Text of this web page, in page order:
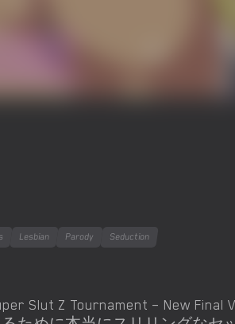
Lesbian Parody Seduction
Slut Z Tournament – New